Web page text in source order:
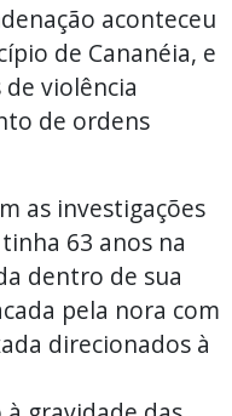
aconteceu
de Cananéia, e
violência
de ordens
as investigações
63 anos na
dentro de sua
pela nora com
direcionados à